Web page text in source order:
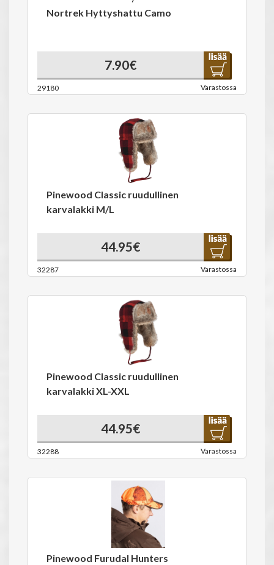
Nortrek Hyttyshattu Camo
7.90€
29180 Varastossa
Pinewood Classic ruudullinen
karvalakki M/L
44.95€
32287 Varastossa
Pinewood Classic ruudullinen
karvalakki XL-XXL
44.95€
32288 Varastossa
Pinewood Furudal Hunters